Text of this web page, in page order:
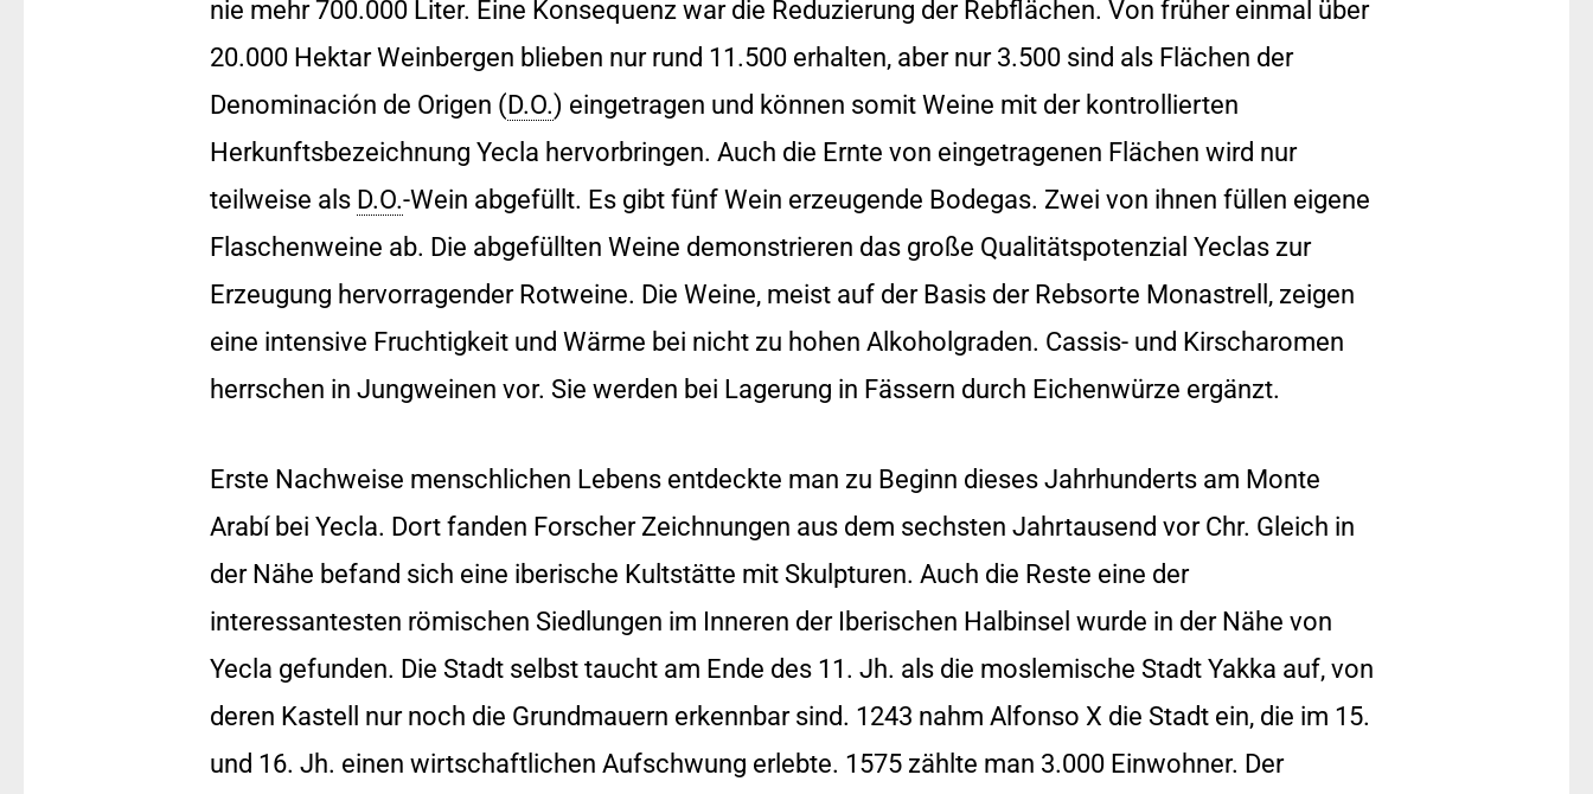
nie mehr 700.000 Liter. Eine Konsequenz war die Reduzierung der Rebflächen. Von früher einmal über
20.000 Hektar Weinbergen blieben nur rund 11.500 erhalten, aber nur 3.500 sind als Flächen der
Denominación de Origen ( D.O.) eingetragen und können somit Weine mit der kontrollierten
Herkunftsbezeichnung Yecla hervorbringen. Auch die Ernte von eingetragenen Flächen wird nur
teilweise als D.O.-Wein abgefüllt. Es gibt fünf Wein erzeugende Bodegas. Zwei von ihnen füllen eigene
Flaschenweine ab. Die abgefüllten Weine demonstrieren das große Qualitätspotenzial Yeclas zur
Erzeugung hervorragender Rotweine. Die Weine, meist auf der Basis der Rebsorte Monastrell, zeigen
eine intensive Fruchtigkeit und Wärme bei nicht zu hohen Alkoholgraden. Cassis- und Kirscharomen
herrschen in Jungweinen vor. Sie werden bei Lagerung in Fässern durch Eichenwürze ergänzt.
Erste Nachweise menschlichen Lebens entdeckte man zu Beginn dieses Jahrhunderts am Monte
Arabí bei Yecla. Dort fanden Forscher Zeichnungen aus dem sechsten Jahrtausend vor Chr. Gleich in
der Nähe befand sich eine iberische Kultstätte mit Skulpturen. Auch die Reste eine der
interessantesten römischen Siedlungen im Inneren der Iberischen Halbinsel wurde in der Nähe von
Yecla gefunden. Die Stadt selbst taucht am Ende des 11. Jh. als die moslemische Stadt Yakka auf, von
deren Kastell nur noch die Grundmauern erkennbar sind. 1243 nahm Alfonso X die Stadt ein, die im 15.
und 16. Jh. einen wirtschaftlichen Aufschwung erlebte. 1575 zählte man 3.000 Einwohner. Der